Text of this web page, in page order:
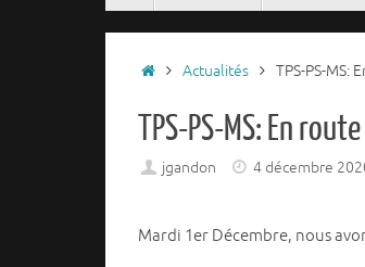
Accueil
Actualités TPS-PS-MS:
TPS-PS-MS: En
jgandon 4 décembre
Mardi 1er Décembre, nous